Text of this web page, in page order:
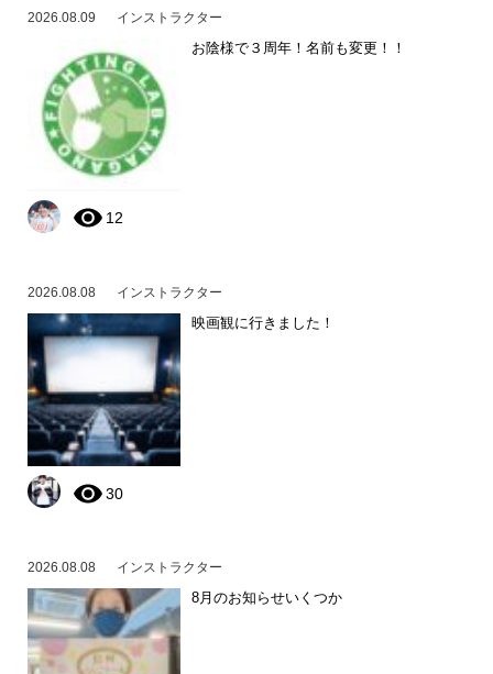
2026.08.09 インストラクター
お陰様で３周年！名前も変更！！
12
2026.08.08 インストラクター
映画観に行きました！
30
2026.08.08 インストラクター
8月のお知らせいくつか